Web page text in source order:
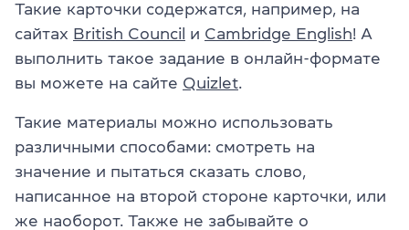
Такие карточки содержатся, например, на
сайтах British Council и Cambridge English! А
выполнить такое задание в онлайн-формате
вы можете на сайте Quizlet
Такие материалы можно использовать
различными способами: смотреть на
значение и пытаться сказать слово,
написанное на второй стороне карточки, или
же наоборот. Также не забывайте о